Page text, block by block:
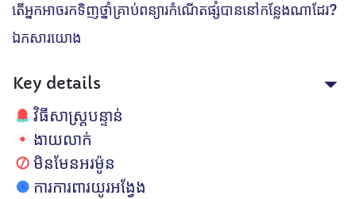
តើអ្នកអាចរកទិញថ្នាំគ្រាប់ពន្យារកំណើតផ្សំបាននៅកន្លែងណាដែរ?
ឯកសារយោង
Key details
វិធីសាស្ត្របន្ទាន់
ងាយលាក់
មិនមែនអរម៉ូន
ការការពារយូរអង្វែង